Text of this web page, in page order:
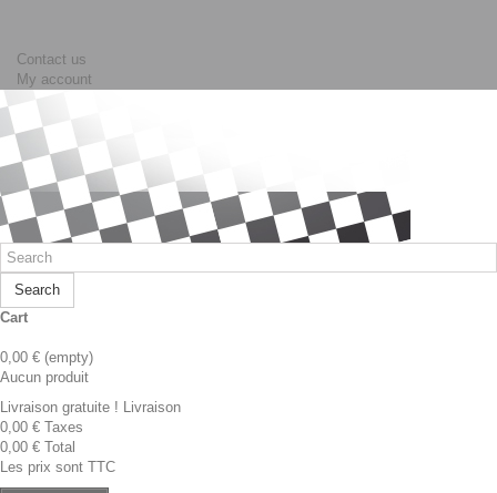
Contact us
My account
Search
Cart
0,00 € (empty)
Aucun produit
Livraison gratuite ! Livraison
0,00 € Taxes
0,00 € Total
Les prix sont TTC